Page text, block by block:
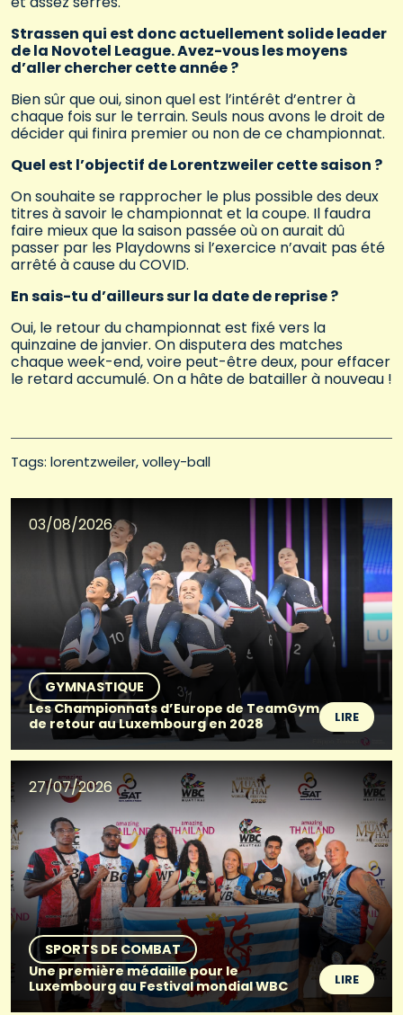
Strassen qui est donc actuellement solide leader
de la Novotel League. Avez-vous les moyens
d’aller chercher cette année ?
Bien sûr que oui, sinon quel est l’intérêt d’entrer à
chaque fois sur le terrain. Seuls nous avons le droit de
décider qui finira premier ou non de ce championnat.
Quel est l’objectif de Lorentzweiler cette saison ?
On souhaite se rapprocher le plus possible des deux
titres à savoir le championnat et la coupe. Il faudra
faire mieux que la saison passée où on aurait dû
passer par les Playdowns si l’exercice n’avait pas été
arrêté à cause du COVID.
En sais-tu d’ailleurs sur la date de reprise ?
Oui, le retour du championnat est fixé vers la
quinzaine de janvier. On disputera des matches
chaque week-end, voire peut-être deux, pour effacer
le retard accumulé. On a hâte de batailler à nouveau !
Tags: lorentzweiler volley-ball
03/08/2026
GYMNASTIQUE
Les Championnats d’Europe de TeamGym
de retour au Luxembourg en 2028
LIRE
27/07/2026
SPORTS DE COMBAT
Une première médaille pour le
Luxembourg au Festival mondial WBC
LIRE